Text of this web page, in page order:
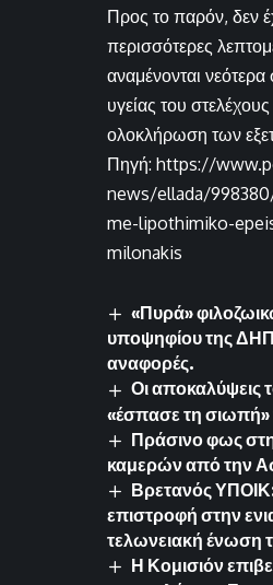
Προς το παρόν, δεν
περισσότερες
αναμένονται νεότερα
υγείας του
ολοκλήρωση των
Πηγή: https://
news/ellada/
me-lipothimiko-
milonakis
«Πυρά»
υποψηφίου της
αναφορές.
Οι αποκαλύψεις
«έσπασε τη σιωπή»
Πράσινο φως
καμερών από την
Βρετανός
επιστροφή στην
τελωνειακή ένωση
Η Κομισιόν